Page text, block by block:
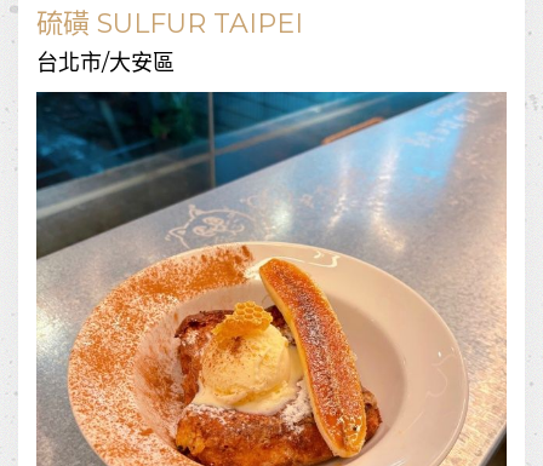
硫磺 SULFUR TAIPEI
台北市/大安區